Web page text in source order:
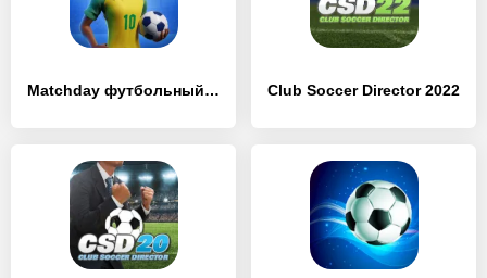
Matchday футбольный менеджер Club Soccer Director 2022